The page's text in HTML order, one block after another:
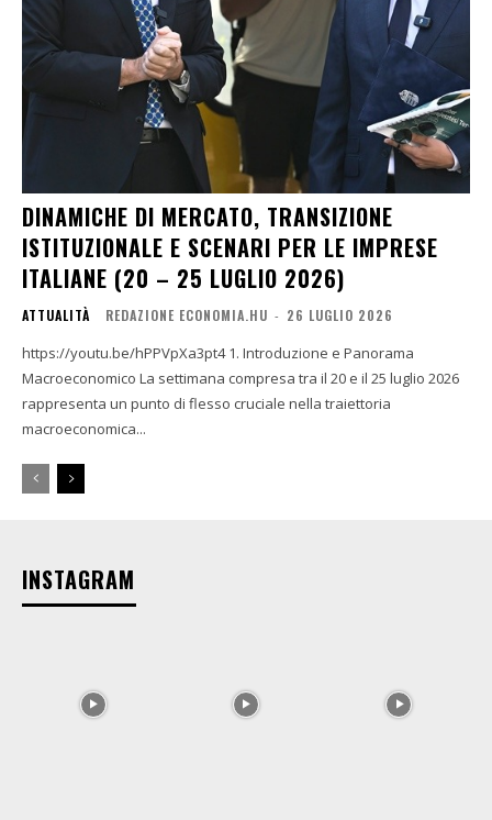
DINAMICHE DI MERCATO, TRANSIZIONE
ISTITUZIONALE E SCENARI PER LE IMPRESE
ITALIANE (20 – 25 LUGLIO 2026)
ATTUALITÀ REDAZIONE ECONOMIA.HU - 26 LUGLIO 2026
https://youtu.be/hPPVpXa3pt4 1. Introduzione e Panorama
Macroeconomico La settimana compresa tra il 20 e il 25 luglio 2026
rappresenta un punto di flesso cruciale nella traiettoria
macroeconomica...
INSTAGRAM